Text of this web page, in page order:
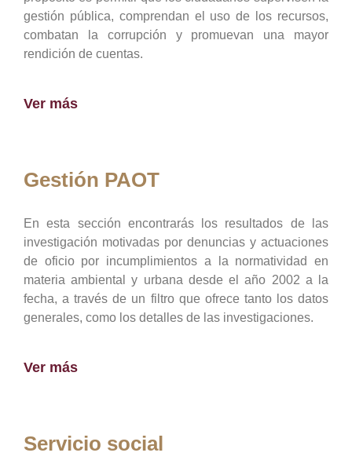
gestión pública, comprendan el uso de los recursos,
combatan la corrupción y promuevan una mayor
rendición de cuentas.
Ver más
Gestión PAOT
En esta sección encontrarás los resultados de las
investigación motivadas por denuncias y actuaciones
de oficio por incumplimientos a la normatividad en
materia ambiental y urbana desde el año 2002 a la
fecha, a través de un filtro que ofrece tanto los datos
generales, como los detalles de las investigaciones.
Ver más
Servicio social